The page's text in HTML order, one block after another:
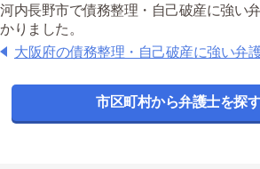
河内長野市で債務整理・自己破産に強い
かりました。
大阪府の債務整理・自己破産に強い弁
市区町村から弁護士を探